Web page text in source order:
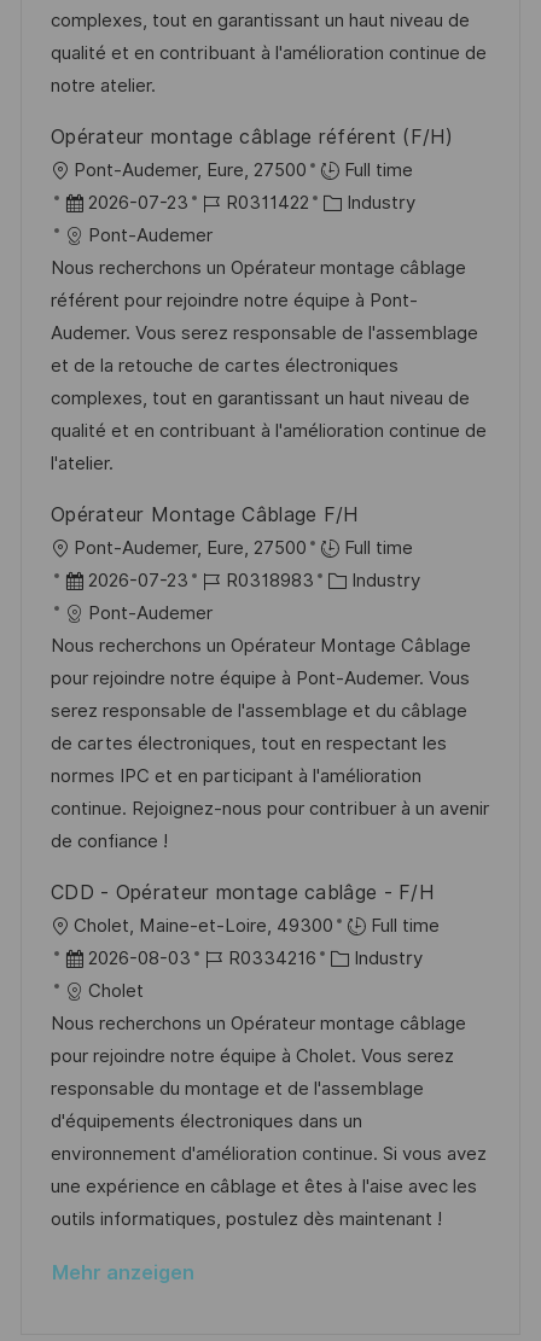
t
l
i
c
h
u
n
g
e
r
V
r
ö
f
f
e
n
t
l
i
c
h
u
n
g
r
i
complexes, tout en garantissant un haut niveau de
qualité et en contribuant à l'amélioration continue de
notre atelier.
Opérateur montage câblage référent (F/H)
O
r
t
Pont-Audemer, Eure, 27500
Full time
D
a
t
u
m
d
e
r
V
r
ö
f
f
e
n
t
l
i
c
h
u
n
g
2026-07-23
J
o
b
-
I
D
R0311422
K
t
e
g
o
r
i
Industry
Pont-Audemer
Nous recherchons un Opérateur montage câblage
référent pour rejoindre notre équipe à Pont-
Audemer. Vous serez responsable de l'assemblage
et de la retouche de cartes électroniques
complexes, tout en garantissant un haut niveau de
qualité et en contribuant à l'amélioration continue de
l'atelier.
Opérateur Montage Câblage F/H
O
r
t
Pont-Audemer, Eure, 27500
Full time
D
a
t
u
m
d
e
r
V
r
ö
f
f
e
n
t
l
i
c
h
u
2026-07-23
J
o
b
-
I
D
R0318983
K
t
e
g
o
r
i
Industry
Pont-Audemer
Nous recherchons un Opérateur Montage Câblage
pour rejoindre notre équipe à Pont-Audemer. Vous
serez responsable de l'assemblage et du câblage
de cartes électroniques, tout en respectant les
normes IPC et en participant à l'amélioration
continue. Rejoignez-nous pour contribuer à un avenir
de confiance !
CDD - Opérateur montage cablâge - F/H
O
r
t
Cholet, Maine-et-Loire, 49300
Full time
D
a
t
u
m
d
e
r
V
r
2026-08-03
J
b
-
I
D
R0334216
K
t
e
g
o
r
i
e
Industry
Cholet
Nous recherchons un Opérateur montage câblage
pour rejoindre notre équipe à Cholet. Vous serez
responsable du montage et de l'assemblage
d'équipements électroniques dans un
environnement d'amélioration continue. Si vous avez
une expérience en câblage et êtes à l'aise avec les
outils informatiques, postulez dès maintenant !
Mehr anzeigen